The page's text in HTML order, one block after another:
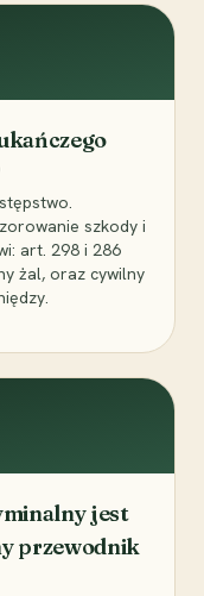
szkody i
art. 298 i 286
żal, oraz cywilny
jest
przewodnik